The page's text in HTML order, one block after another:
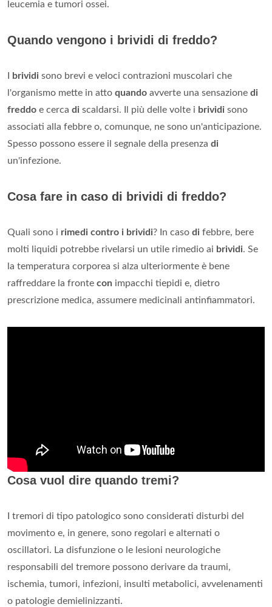
leucemia e tumori ossei.
Quando vengono i brividi di freddo?
brividi sono brevi e veloci contrazioni muscolari che
l'organismo mette in atto quando avverte una sensazione di
freddo e cerca di scaldarsi. Il più delle volte i brividi sono
associati alla febbre o, comunque, ne sono un'anticipazione.
Spesso possono essere il segnale della presenza di
un'infezione.
Cosa fare in caso di brividi di freddo?
Quali sono i rimedi contro i brividi? In caso di febbre, bere
molti liquidi potrebbe rivelarsi un utile rimedio ai brividi. Se
la temperatura corporea si alza ulteriormente è bene
raffreddare la fronte con impacchi tiepidi e, dietro
prescrizione medica, assumere medicinali antinfiammatori.
Cosa vuol dire quando tremi?
I tremori di tipo patologico sono considerati disturbi del
movimento e, in genere, sono regolari e alternati o
oscillatori. La disfunzione o le lesioni neurologiche
responsabili del tremore possono derivare da traumi,
ischemia, tumori, infezioni, insulti metabolici, avvelenamenti
o patologie demielinizzanti.